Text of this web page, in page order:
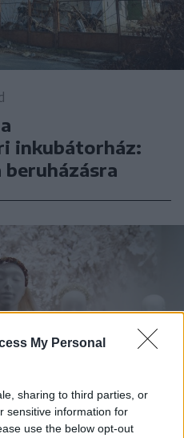
My Personal
sharing to third parties, or
sensitive information for
use the below opt-out
inkubátorház:
beruházásra